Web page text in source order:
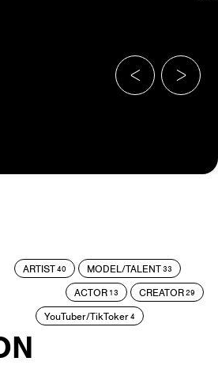
ARTIST40 MODEL/TALENT33
ACTOR 13 CREATOR29
YouTuber/TikToker4